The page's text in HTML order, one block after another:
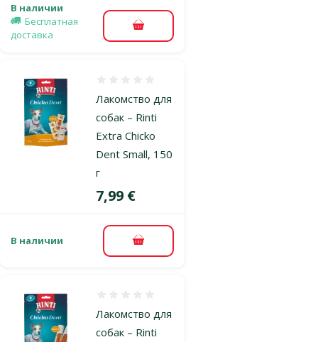
В наличии
Бесплатная
доставка
В корзину
Лакомство для
собак – Rinti
Extra Chicko
Dent Small, 150
г
Цена
7,99 €
В наличии В корзину
Лакомство для
собак – Rinti